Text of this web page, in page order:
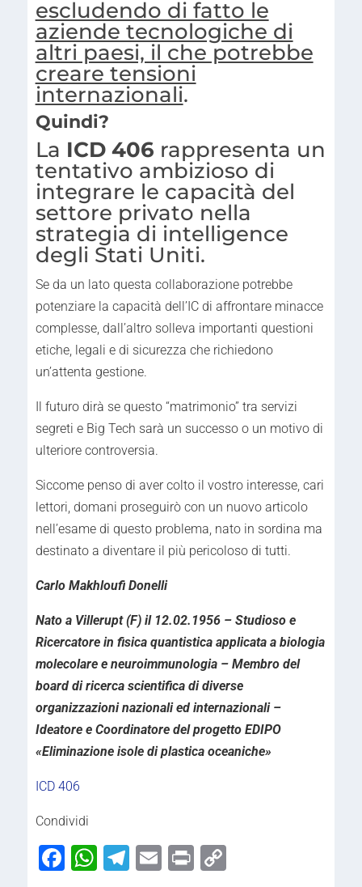
escludendo di fatto le
aziende tecnologiche di
altri paesi, il che potrebbe
creare tensioni
internazionali.
Quindi?
La ICD 406 rappresenta un
tentativo ambizioso di
integrare le capacità del
settore privato nella
strategia di intelligence
degli Stati Uniti.
Se da un lato questa collaborazione potrebbe
potenziare la capacità dell’IC di affrontare minacce
complesse, dall’altro solleva importanti questioni
etiche, legali e di sicurezza che richiedono
un’attenta gestione.
Il futuro dirà se questo “matrimonio” tra servizi
segreti e Big Tech sarà un successo o un motivo di
ulteriore controversia.
Siccome penso di aver colto il vostro interesse, cari
lettori, domani proseguirò con un nuovo articolo
nell’esame di questo problema, nato in sordina ma
destinato a diventare il più pericoloso di tutti.
Carlo Makhloufi Donelli
Nato a Villerupt (F) il 12.02.1956 – Studioso e
Ricercatore in fisica quantistica applicata a biologia
molecolare e neuroimmunologia – Membro del
board di ricerca scientifica di diverse
organizzazioni nazionali ed internazionali –
Ideatore e Coordinatore del progetto EDIPO
«Eliminazione isole di plastica oceaniche»
ICD 406
Condividi
Facebook
WhatsApp
Telegram
Email
Print